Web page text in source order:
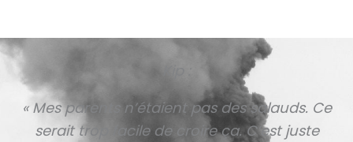
« Mes parents n’étaient pas des salauds. Ce
serait trop facile de croire ça. C’est juste